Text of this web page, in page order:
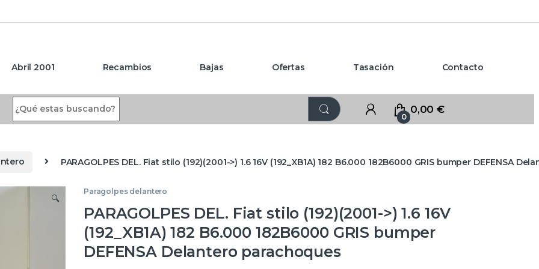
Abril 2001 Recambios Bajas Ofertas Tasación Contacto
0
0,00€
PARAGOLPES DEL. Fiat stilo (192)(2001->) 1.6 16V (192_XB1A) 182 B6.000 182B6000 GRIS bumper DEFENSA
🔍
Paragolpes delantero
PARAGOLPES DEL. Fiat stilo (192)(2001->) 1.6 16V
(192_XB1A) 182 B6.000 182B6000 GRIS bumper
DEFENSA Delantero parachoques